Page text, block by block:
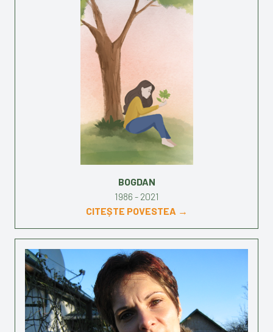
BOGDAN
1986 - 2021
CITEȘTE POVESTEA →